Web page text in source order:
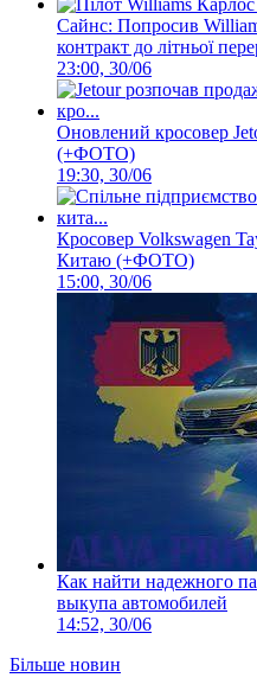
Сайнс: Попросив
контракт до літньої
23:00, 30/06
Оновлений кросовер
(+ФОТО)
19:30, 30/06
Кросовер Volkswagen
Китаю (+ФОТО)
15:00, 30/06
Как найти надежного
выкупа автомобилей
14:52, 30/06
Більше новин